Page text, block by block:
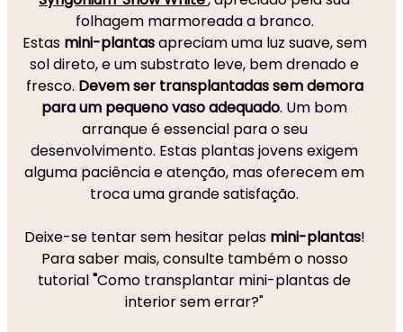
folhagem marmoreada a branco.
Estas mini-plantasapreciam uma luz suave, sem
sol direto, e um substrato leve, bem drenado e
fresco. Devem ser transplantadas sem demora
para um pequeno vaso adequado. Um bom
arranque é essencial para o seu
desenvolvimento. Estas plantas jovens exigem
alguma paciência e atenção, mas oferecem em
troca uma grande satisfação.
Deixe-se tentar sem hesitar pelas mini-plantas!
Para saber mais, consulte também o nosso
tutorial"Como transplantar mini-plantas de
interior sem errar?"